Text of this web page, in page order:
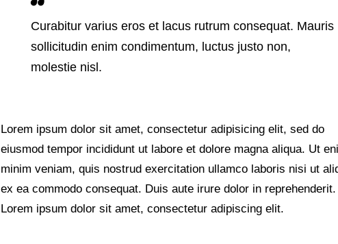
Curabitur varius eros et lacus rutrum consequat. Mauris
sollicitudin enim condimentum, luctus justo non,
molestie nisl.
Lorem ipsum dolor sit amet, consectetur adipisicing elit, sed do
eiusmod tempor incididunt ut labore et dolore magna aliqua. Ut
minim veniam, quis nostrud exercitation ullamco laboris nisi ut
ex ea commodo consequat. Duis aute irure dolor in reprehenderit.
Lorem ipsum dolor sit amet, consectetur adipiscing elit.